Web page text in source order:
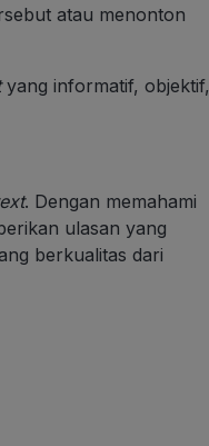
atau menonton
yang informatif, objektif,
. Dengan memahami
ulasan yang
berkualitas dari